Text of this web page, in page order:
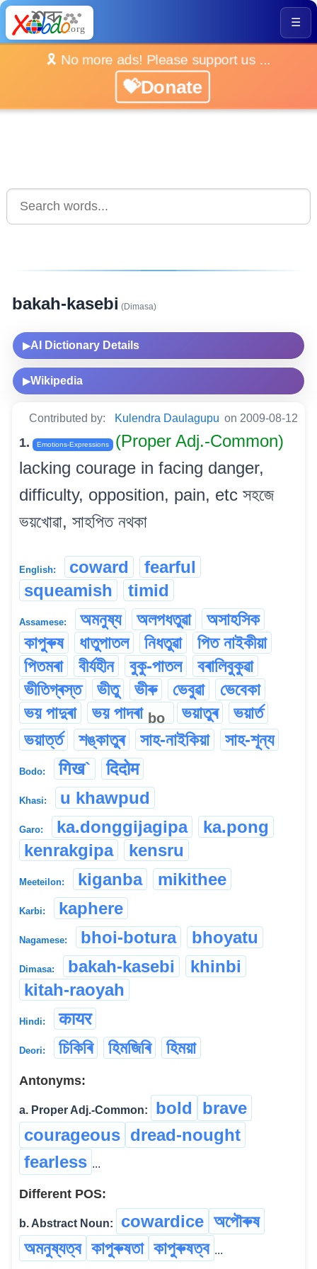
☰
🎗️ No more ads! Please support us ...
💝Donate
bakah-kasebi (Dimasa)
▶AI Dictionary Details
▶Wikipedia
Contributed by: Kulendra Daulagupu on 2009-08-12
1. Emotions-Expressions
(Proper Adj.-Common)
lacking courage in facing danger,
difficulty, opposition, pain, etc সহজে
ভয়খোৱা, সাহপিত নথকা
English: coward
fearful
squeamish
timid
Assamese: অমনুষ্য অলপধতুৱা
অসাহসিক
কাপুৰুষ
ধাতুপাতল নিধতুৱা
পিত নাইকীয়া
পিতমৰা
বীৰ্যহীন বুকু-পাতল
বৰালিবুকুৱা
ভীতিগ্ৰস্ত
ভীতু ভীৰু ভেবুৱা
ভেবেকা
ভয় পাদুৰা
ভয় পাদৰা bo ভয়াতুৰ
ভয়াৰ্ত
ভয়াৰ্ত্ত
শঙ্কাতুৰ সাহ-নাইকিয়া সাহ-শূন্য
Bodo: गिख` दिदोम
Khasi: u khawpud
Garo: ka.donggijagipa
ka.pong
kenrakgipa
kensru
Meeteilon: kiganba mikithee
Karbi: kaphere
Nagamese: bhoi-botura bhoyatu
Dimasa: bakah-kasebi
khinbi
kitah-raoyah
Hindi: कायर
Deori: চিকিৰি হিমজিৰি হিময়া
Antonyms:
a. Proper Adj.-Common: bold
brave
courageous dread-nought
fearless ...
Different POS:
b. Abstract Noun: cowardice অপৌৰুষ
অমনুষ্যত্ব কাপুৰুষতা কাপুৰুষত্ব ...